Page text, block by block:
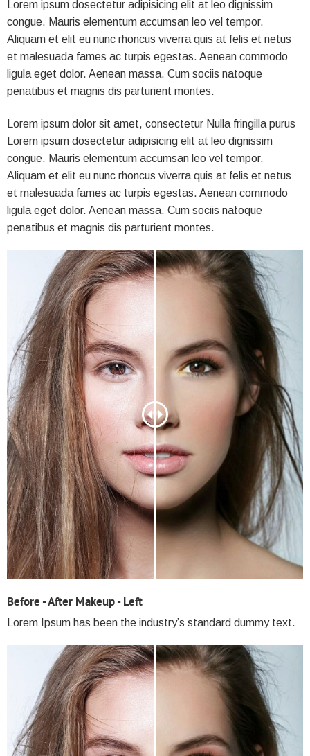
Lorem ipsum dosectetur adipisicing elit at leo dignissim
congue. Mauris elementum accumsan leo vel tempor.
Aliquam et elit eu nunc rhoncus viverra quis at felis et netus
et malesuada fames ac turpis egestas. Aenean commodo
ligula eget dolor. Aenean massa. Cum sociis natoque
penatibus et magnis dis parturient montes.
Lorem ipsum dolor sit amet, consectetur Nulla fringilla purus
Lorem ipsum dosectetur adipisicing elit at leo dignissim
congue. Mauris elementum accumsan leo vel tempor.
Aliquam et elit eu nunc rhoncus viverra quis at felis et netus
et malesuada fames ac turpis egestas. Aenean commodo
ligula eget dolor. Aenean massa. Cum sociis natoque
penatibus et magnis dis parturient montes.
Before - After Makeup - Left
Lorem Ipsum has been the industry’s standard dummy text.